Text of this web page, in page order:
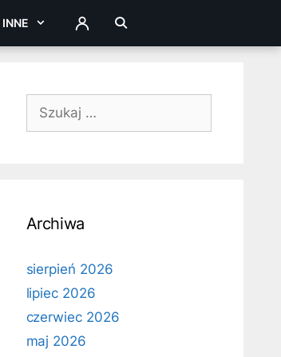
INNE ZALOGUJ
Szukaj:
Archiwa
sierpień 2026
lipiec 2026
czerwiec 2026
maj 2026